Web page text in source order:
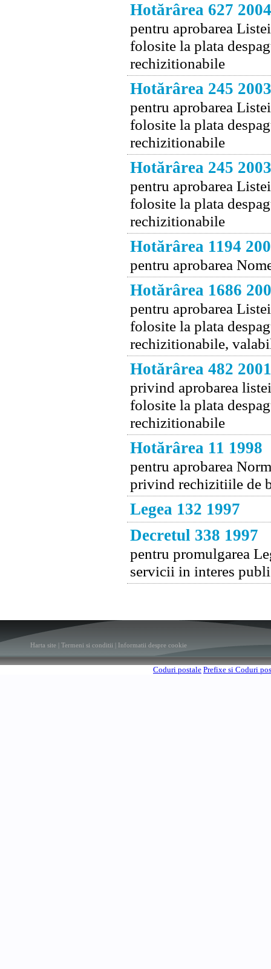
Hotărârea 627 2004
pentru aprobarea
folosite la plata
rechizitionabile
Hotărârea 245 2003
pentru aprobarea
folosite la plata
rechizitionabile
Hotărârea 245 2003
pentru aprobarea
folosite la plata
rechizitionabile
Hotărârea 1194
pentru aprobarea
Hotărârea 1686
pentru aprobarea
folosite la plata
rechizitionabile,
Hotărârea 482 2001
privind aprobarea
folosite la plata
rechizitionabile
Hotărârea 11 1998
pentru aprobarea
privind rechizitiile de
Legea 132 1997
Decretul 338 1997
pentru promulgarea
servicii in interes
Harta site Termeni si conditii Informatii despre cookie
Coduri postale Prefixe si Coduri